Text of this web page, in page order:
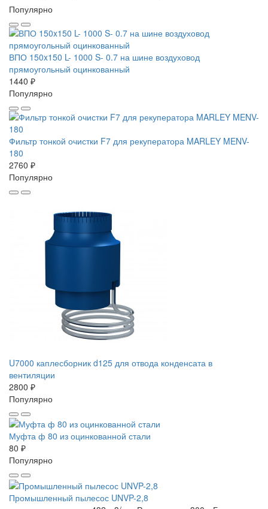
Популярно
ВПО 150x150 L- 1000 S- 0.7 на шине воздуховод
прямоугольный оцинкованный
1440 ₽
Популярно
Фильтр тонкой очистки F7 для рекуператора MARLEY MENV-
180
2760 ₽
Популярно
U7000 каплесборник d125 для отвода конденсата в
вентиляции
2800 ₽
Популярно
Муфта ф 80 из оцинкованной стали
80 ₽
Популярно
Промышленный пылесос UNVP-2,8